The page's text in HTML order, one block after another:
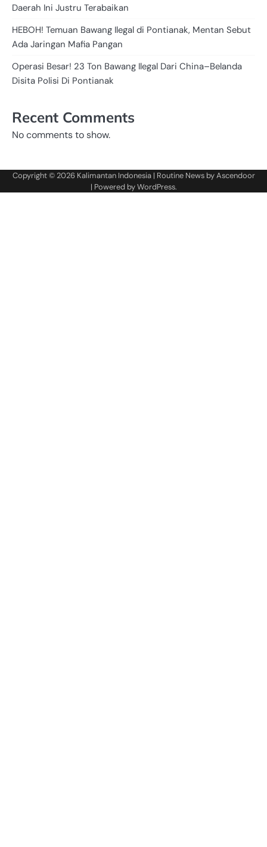
Daerah Ini Justru Terabaikan
HEBOH! Temuan Bawang Ilegal di Pontianak, Mentan Sebut
Ada Jaringan Mafia Pangan
Operasi Besar! 23 Ton Bawang Ilegal Dari China–Belanda
Disita Polisi Di Pontianak
Recent Comments
No comments to show.
Copyright © 2026 Kalimantan Indonesia| Routine News byAscendoor
| Powered byWordPress.